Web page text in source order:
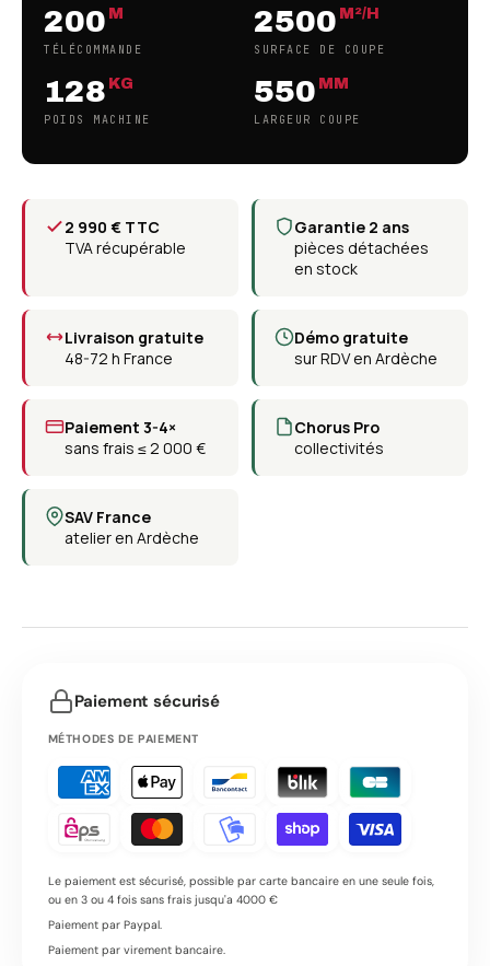
200 M
TÉLÉCOMMANDE
2500 M²/H
SURFACE DE COUPE
128 KG
POIDS MACHINE
550 MM
LARGEUR COUPE
2 990 € TTC
TVA récupérable
Garantie 2 ans
pièces détachées
en stock
Livraison gratuite
48-72 h France
Démo gratuite
sur RDV en Ardèche
Paiement 3-4×
sans frais ≤ 2 000 €
Chorus Pro
collectivités
SAV France
atelier en Ardèche
Paiement sécurisé
MÉTHODES DE PAIEMENT
Le paiement est sécurisé, possible par carte bancaire en une seule fois,
ou en 3 ou 4 fois sans frais jusqu'a 4000 €
Paiement par Paypal.
Paiement par virement bancaire.